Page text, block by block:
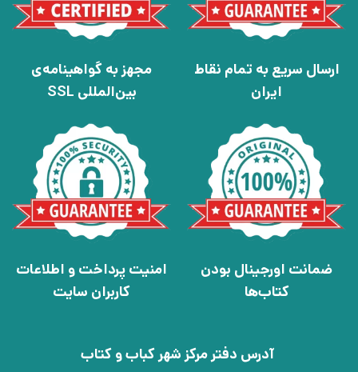
ارسال سریع به تمام نقاط
ایران
مجهز به گواهینامه‌ی
بین‌المللی SSL
ضمانت اورجینال بودن
کتاب‌ها
امنیت پرداخت و اطلاعات
کاربران سایت
آدرس دفتر مرکز شهر کباب و کتاب